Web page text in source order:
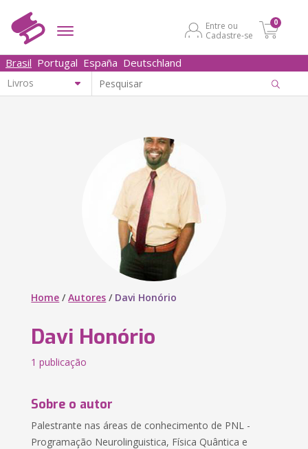
Entre ou
Cadastre-se
0
Brasil Portugal España Deutschland
Home /Autores / Davi Honório
Davi Honório
1 publicação
Sobre o autor
Palestrante nas áreas de conhecimento de PNL -
Programação Neurolinguistica, Física Quântica e